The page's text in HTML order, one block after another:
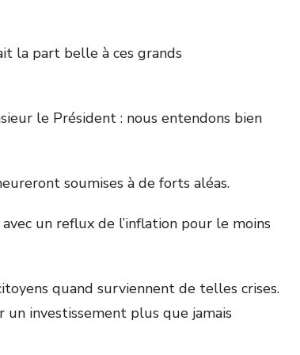
la part belle à ces grands
le Président : nous entendons bien
soumises à de forts aléas.
un reflux de l’inflation pour le moins
quand surviennent de telles crises.
un investissement plus que jamais